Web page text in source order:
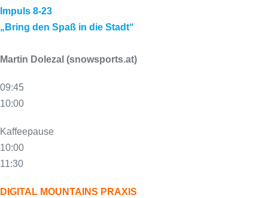
Impuls 8-23
„Bring den Spaß in die Stadt“
Martin Dolezal (snowsports.at)
09:45
10:00
Kaffeepause
10:00
11:30
DIGITAL MOUNTAINS PRAXIS